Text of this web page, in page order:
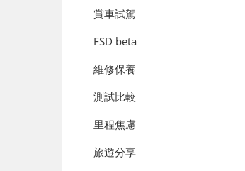
賞車試駕
FSD beta
維修保養
測試比較
里程焦慮
旅遊分享